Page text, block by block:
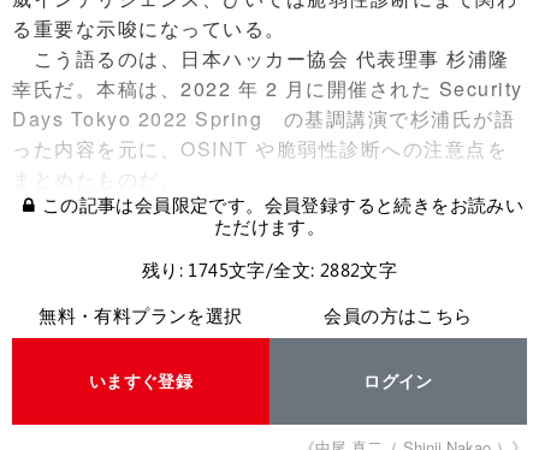
る重要な示唆になっている。
こう語るのは、日本ハッカー協会 代表理事 杉浦隆
幸氏だ。本稿は、2022 年 2 月に開催された Security
Days Tokyo 2022 Spring の基調講演で杉浦氏が語
った内容を元に、OSINT や脆弱性診断への注意点を
まとめたものだ。
この記事は会員限定です。会員登録すると続きをお読みい
ただけます。
残り: 1745文字/全文: 2882文字
無料・有料プランを選択
いますぐ登録
会員の方はこちら
ログイン